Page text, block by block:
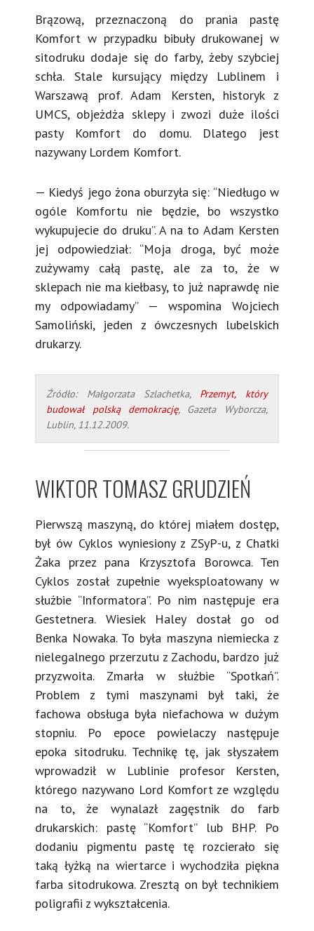
Brązową, przeznaczoną do prania pastę
Komfort w przypadku bibuły drukowanej w
sitodruku dodaje się do farby, żeby szybciej
schła. Stale kursujący między Lublinem i
Warszawą prof. Adam Kersten, historyk z
UMCS, objeżdża sklepy i zwozi duże ilości
pasty Komfort do domu. Dlatego jest
nazywany Lordem Komfort.
— Kiedyś jego żona oburzyła się: “Niedługo w
ogóle Komfortu nie będzie, bo wszystko
wykupujecie do druku”. A na to Adam Kersten
jej odpowiedział: “Moja droga, być może
zużywamy całą pastę, ale za to, że w
sklepach nie ma kiełbasy, to już naprawdę nie
my odpowiadamy” — wspomina Wojciech
Samoliński, jeden z ówczesnych lubelskich
drukarzy.
Źródło: Małgorzata Szlachetka, Przemyt, który
budował polską demokrację, Gazeta Wyborcza,
Lublin, 11.12.2009.
WIKTOR TOMASZ GRUDZIEŃ
Pierwszą maszyną, do której miałem dostęp,
był ów Cyklos wyniesiony z ZSyP-u, z Chatki
Żaka przez pana Krzysztofa Borowca. Ten
Cyklos został zupełnie wyeksploatowany w
służbie “Informatora”. Po nim następuje era
Gestetnera. Wiesiek Haley dostał go od
Benka Nowaka. To była maszyna niemiecka z
nielegalnego przerzutu z Zachodu, bardzo już
przyzwoita. Zmarła w służbie “Spotkań”.
Problem z tymi maszynami był taki, że
fachowa obsługa była niefachowa w dużym
stopniu. Po epoce powielaczy następuje
epoka sitodruku. Technikę tę, jak słyszałem
wprowadził w Lublinie profesor Kersten,
którego nazywano Lord Komfort ze względu
na to, że wynalazł zagęstnik do farb
drukarskich: pastę “Komfort” lub BHP. Po
dodaniu pigmentu pastę tę rozcierało się
taką łyżką na wiertarce i wychodziła piękna
farba sitodrukowa. Zresztą on był technikiem
poligrafii z wykształcenia.